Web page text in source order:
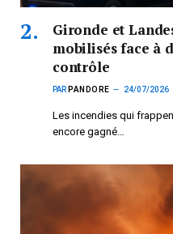
Gironde et
mobilisés face à
contrôle
PAR PANDORE 24/07/2026
Les incendies qui
encore gagné…